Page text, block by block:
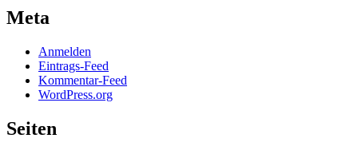
Meta
Anmelden
Eintrags-Feed
Kommentar-Feed
WordPress.org
Seiten